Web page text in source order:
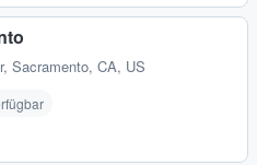
, Sacramento, CA, US